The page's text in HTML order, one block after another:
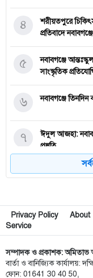
শরীয়তপুরে
প্রতিবাদে
৪
নবাবগঞ্জে
সাংস্কৃতিক
৫
নবাবগঞ্জে তিনদিন
৬
ঈদুল আজহা:
প্রস্তুতি
৭
নবাবগঞ্জে
৮
পপুলার লাইফ
সম্মেলন ও চেক
৯
আবু সাঈদ হত্যা
রশীদকে কারাগারে
১০
Privacy Policy About
Service
সম্পাদক ও প্রকাশক:
বার্তা ও বানিজ্যিক কার্যালয়:
ফোন: 01641 30 40 50,